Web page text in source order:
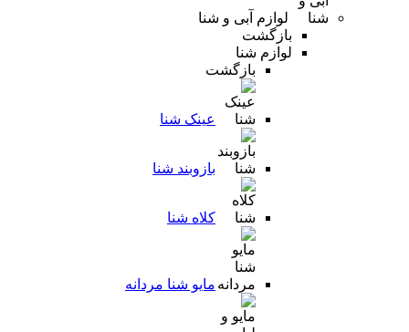
لوازم آبی و شنا
بازگشت
لوازم شنا
بازگشت
عینک شنا
بازوبند شنا
کلاه شنا
مایو شنا مردانه